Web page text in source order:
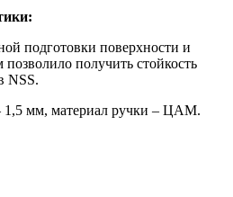
подготовки поверхности и
позволило получить стойкость
NSS.
1,5 мм, материал ручки – ЦАМ.